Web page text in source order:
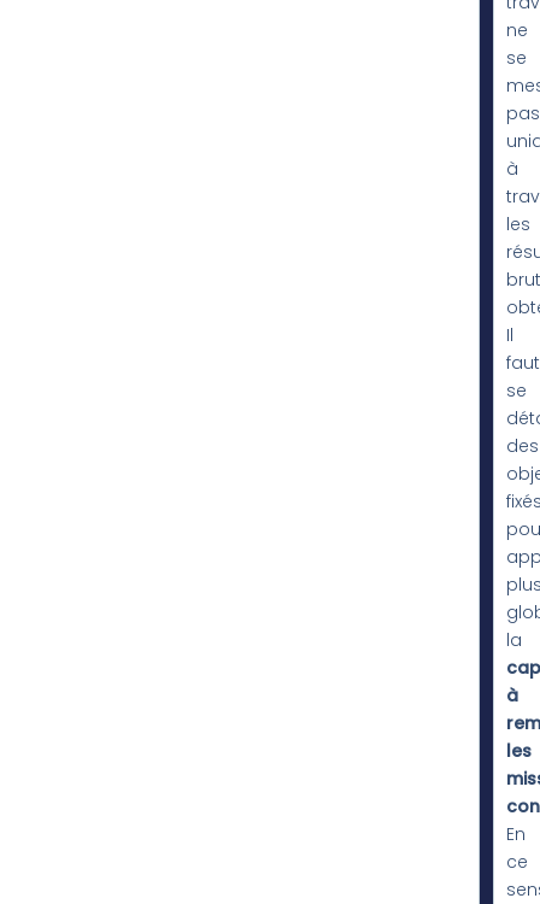
ne
se
pas
à
les
Il
faut
se
des
la
à
les
En
ce